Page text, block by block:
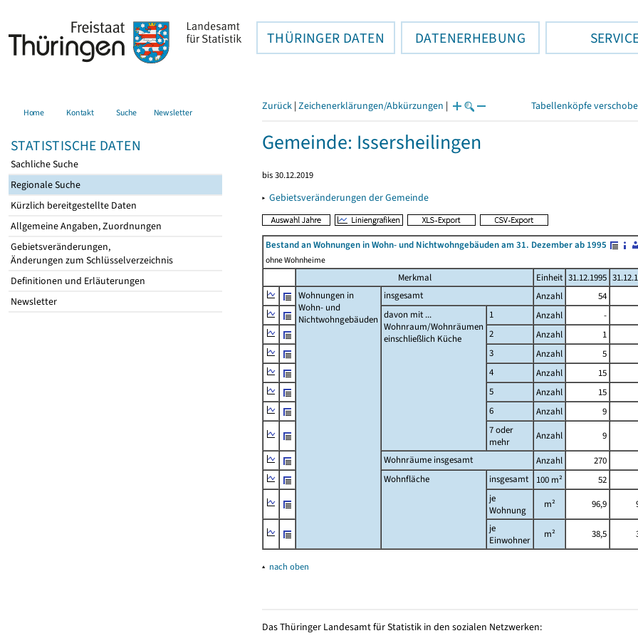
THÜRINGER DATEN DATENERHEBUNG
Home Kontakt Suche Newsletter
STATISTISCHE DATEN
Sachliche Suche
Regionale Suche
Kürzlich bereitgestellte Daten
Allgemeine Angaben, Zuordnungen
Gebietsveränderungen,
Änderungen zum Schlüsselverzeichnis
Definitionen und Erläuterungen
Newsletter
Zurück | Zeichenerklärungen/Abkürzungen | Tabellenköpfe
Gemeinde: Issersheilingen
bis 30.12.2019
▸ Gebietsveränderungen der Gemeinde
Bestand an Wohnungen in Wohn- und Nichtwohngebäuden am 31. Dezember ab 1995
ohne Wohnheime
Merkmal Einheit 31.12.1995
Wohnungen in
Wohn- und
Nichtwohngebäuden
insgesamt Anzahl 54
davon mit ...
Wohnraum/Wohnräumen
einschließlich Küche
1 Anzahl -
2
Anzahl 1
3
Anzahl 5
4
Anzahl 15
5
Anzahl 15
6
Anzahl 9
7 oder
mehr
Anzahl 9
Wohnräume insgesamt
Anzahl 270
Wohnfläche
insgesamt 100 m² 52
je
Wohnung
m² 96,9
je
Einwohner
m² 38,5
▴ nach oben
Das Thüringer Landesamt für Statistik in den sozialen Netzwerken: